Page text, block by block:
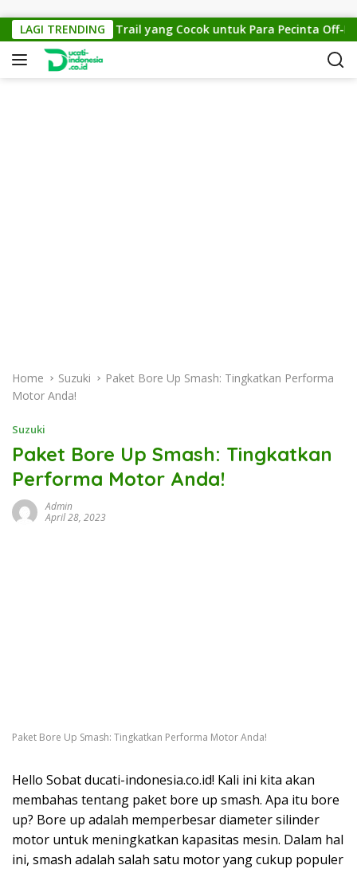
LAGI TRENDING
150: Motor Trail yang Cocok untuk Para Pecinta Off-Road
Home Suzuki
Paket Bore Up Smash: Tingkatkan Performa
Motor Anda!
Suzuki
Paket Bore Up Smash: Tingkatkan
Performa Motor Anda!
Admin
April 28, 2023
Paket Bore Up Smash: Tingkatkan Performa Motor Anda!
Hello Sobat ducati-indonesia.co.id! Kali ini kita akan
membahas tentang paket bore up smash. Apa itu bore
up? Bore up adalah memperbesar diameter silinder
motor untuk meningkatkan kapasitas mesin. Dalam hal
ini, smash adalah salah satu motor yang cukup populer